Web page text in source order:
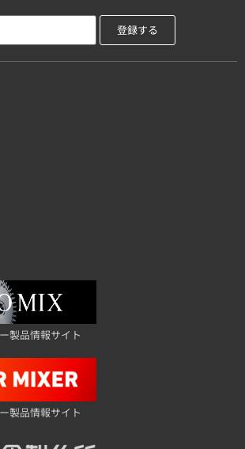
製品情報サイト
製品情報サイト